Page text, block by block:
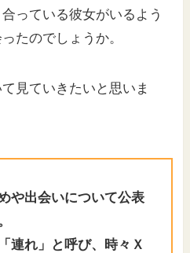
っている彼女がいるよう
たのでしょうか。
見ていきたいと思いま
や出会いについて公表
連れ」と呼び、時々Ｘ